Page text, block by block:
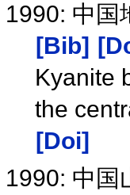
1990: 中
[Bib]
Kyanite
the
[Doi]
1990: 中